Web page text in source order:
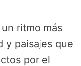
ritmo más
y paisajes que
por el